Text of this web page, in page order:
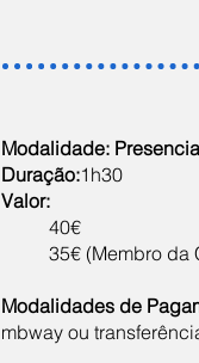
Modalidade:
Duração:1h30
Valor:
40€
35€ (Membro da
Modalidades de
mbway ou